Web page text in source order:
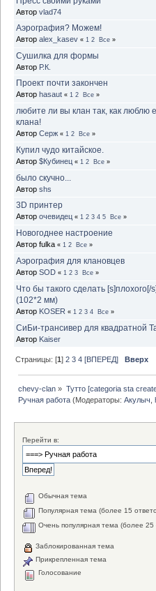
Автор vlad74
Аэрография? Можем!
Автор alex_kasev « 1 2 Все »
Сушилка для формы
Автор Р.К.
Проект почти закончен
Автор hasaut « 1 2 Все »
любите ли вы клан так, как люблю
клана!
Автор Серж « 1 2 Все »
Купил чудо китайское.
Автор $Кубинец « 1 2 Все »
было скучно...
Автор shs
3D принтер
Автор очевидец « 1 2 3 4 5 Все »
Новогоднее настроение
Автор fulka « 1 2 Все »
Аэрография для клановцев
Автор SOD « 1 2 3 Все »
Что бы такого сделать
(102*2 мм)
Автор KOSER « 1 2 3 4 Все »
СиБи-трансивер для квадратной
Автор Kaiser
Страницы: [1]2 3 4 [ВПЕРЕД] Вверх
chevy-clan » Тутто [categoria sta
Ручная работа (Модераторы:Акулыч ,
Перейти в:
Обычная тема
Популярная тема (более 15
Очень популярная тема (более 25
Заблокированная тема
Прикрепленная тема
Голосование